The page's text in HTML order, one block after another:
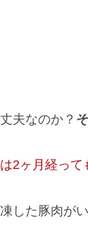
夫なのか？
2ヶ月経って
した豚肉が